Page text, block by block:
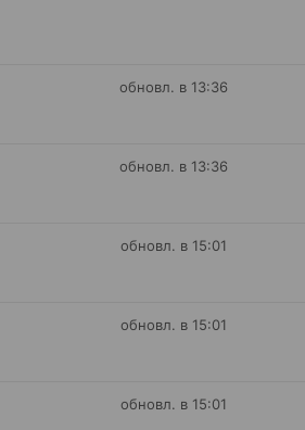
обновл. в 13:36
обновл. в 13:36
обновл. в 15:01
обновл. в 15:01
обновл. в 15:01